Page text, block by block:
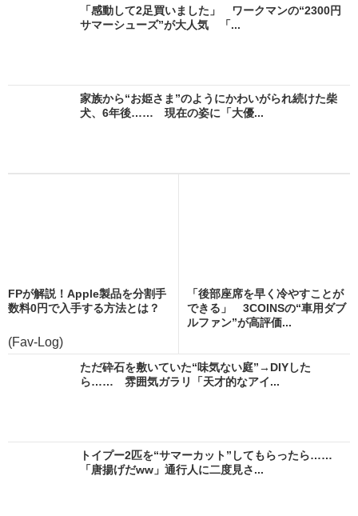
「感動して2足買いました」 ワークマンの“2300円
サマーシューズ”が大人気 「...
家族から“お姫さま”のようにかわいがられ続けた柴
犬、6年後…… 現在の姿に「大優...
FPが解説！Apple製品を分割手
数料0円で入手する方法とは？
(Fav-Log)
「後部座席を早く冷やすことが
できる」 3COINSの“車用ダブ
ルファン”が高評価...
ただ砕石を敷いていた“味気ない庭”→DIYした
ら…… 雰囲気ガラリ「天才的なアイ...
トイプー2匹を“サマーカット”してもらったら……
「唐揚げだww」通行人に二度見さ...